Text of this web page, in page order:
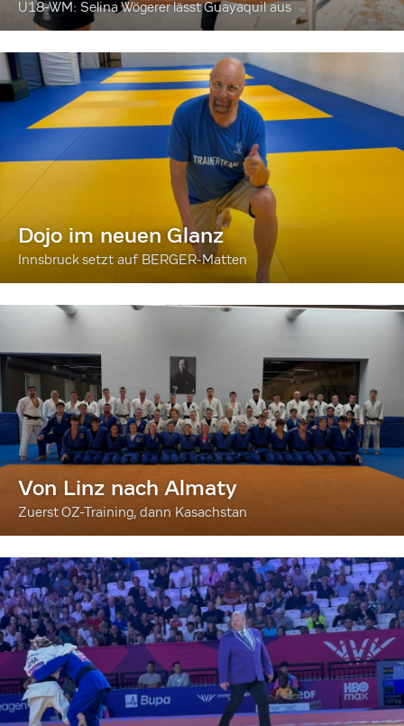
U18-WM: Selina Wögerer lässt Guayaquil aus
Dojo im neuen Glanz
Innsbruck setzt auf BERGER-Matten
Von Linz nach Almaty
Zuerst OZ-Training, dann Kasachstan